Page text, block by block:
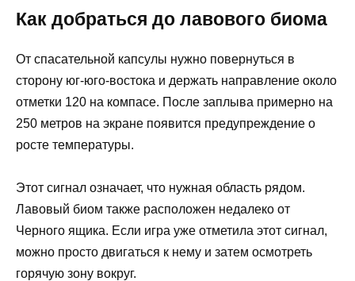
Как добраться до лавового биома
От спасательной капсулы нужно повернуться в
сторону юг-юго-востока и держать направление около
отметки 120 на компасе. После заплыва примерно на
250 метров на экране появится предупреждение о
росте температуры.
Этот сигнал означает, что нужная область рядом.
Лавовый биом также расположен недалеко от
Черного ящика. Если игра уже отметила этот сигнал,
можно просто двигаться к нему и затем осмотреть
горячую зону вокруг.